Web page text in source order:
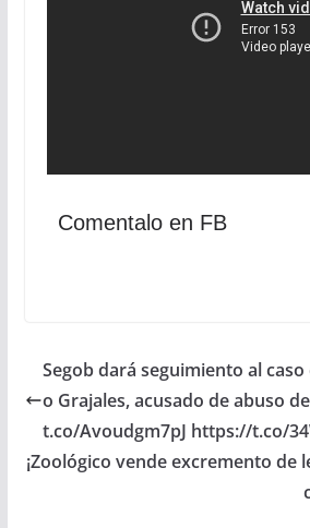
Comentalo en FB
Segob dará seguimiento al
o Grajales, acusado de abuso
t.co/Avoudgm7pJ https://t.co/
¡Zoológico vende excremento de